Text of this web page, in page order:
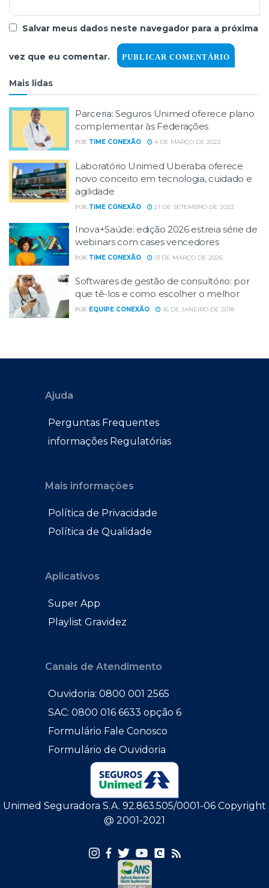
Salvar meus dados neste navegador para a próxima
vez que eu comentar.
Mais lidas
Parceria: Seguros Unimed oferece plano
complementar às Federações
POR TIME CONEXÃO 4 DE MARÇO DE 2022
Laboratório Unimed Uberaba oferece
novo conceito em tecnologia, cuidado e
agilidade
POR TIME CONEXÃO 21 DE SETEMBRO DE 2023
Inova+Saúde: edição 2026 estreia série de
webinars com cases vencedores
POR TIME CONEXÃO 13 DE MARÇO DE 2026
Softwares de gestão de consultório: por
que tê-los e como escolher o melhor
POR EQUIPE CONEXÃO 16 DE JANEIRO DE 2018
Ajuda
Perguntas Frequentes
informações Regulatórias
Mais informações
Política de Privacidade
Política de Qualidade
Aplicativos
Super App
Playlist Gravidez
Canais de Atendimento
Ouvidoria: 0800 001 2565
SAC: 0800 016 6633 opção 6
Formulário Fale Conosco
Formulário de Ouvidoria
Unimed Seguradora S.A. 92.863.505/0001-06 Copyright
@ 2001-2021